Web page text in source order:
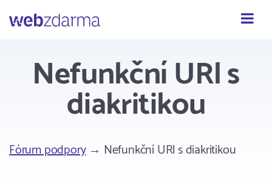
Webzdarma
Nefunkční URl s
diakritikou
Fórum podpory→ Nefunkční URl s diakritikou